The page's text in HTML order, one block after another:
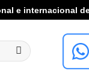
e internacional